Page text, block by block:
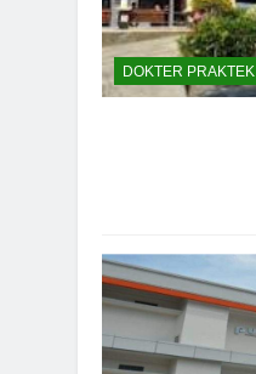
DOKTER PRAKTEK